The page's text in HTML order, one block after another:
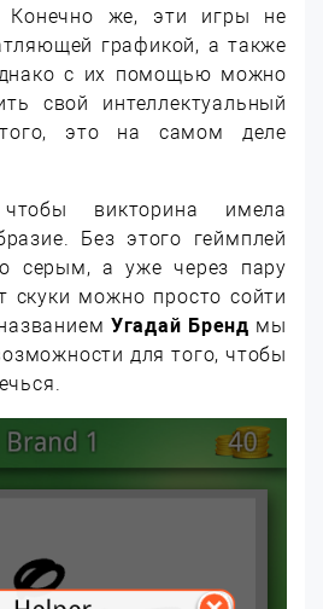
Конечно же, эти игры не
графикой, а также
с их помощью можно
свой интеллектуальный
это на самом деле
викторина имела
Без этого геймплей
серым, а уже через пару
скуки можно просто сойти
Угадай Бренд мы
для того, чтобы